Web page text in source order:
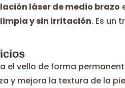
láser de medio brazo
y sin irritación. Es un
el vello de forma
y mejora la textura de la